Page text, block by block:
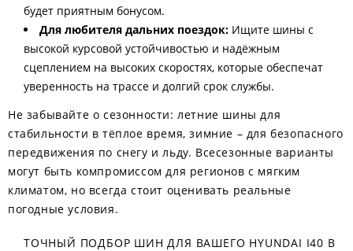
будет приятным бонусом.
Для любителя дальних поездок: Ищите шины с
высокой курсовой устойчивостью и надёжным
сцеплением на высоких скоростях, которые обеспечат
уверенность на трассе и долгий срок службы.
Не забывайте о сезонности: летние шины для
стабильности в тёплое время, зимние – для безопасного
передвижения по снегу и льду. Всесезонные варианты
могут быть компромиссом для регионов с мягким
климатом, но всегда стоит оценивать реальные
погодные условия.
ТОЧНЫЙ ПОДБОР ШИН ДЛЯ ВАШЕГО HYUNDAI I40 В